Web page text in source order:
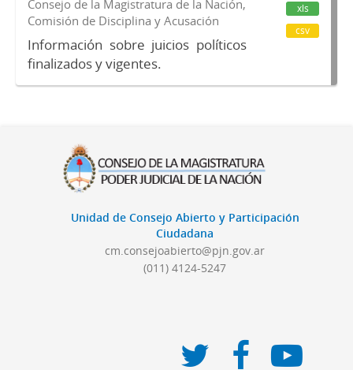
Consejo de la Magistratura de la Nación,
Comisión de Disciplina y Acusación
Información sobre juicios políticos
finalizados y vigentes.
xls
csv
Unidad de Consejo Abierto y Participación
Ciudadana
cm.consejoabierto@pjn.gov.ar
(011) 4124-5247